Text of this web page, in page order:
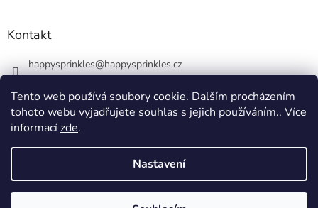
Tento web používá soubory cookie. Dalším procházením
tohoto webu vyjadřujete souhlas s jejich používáním.. Více
informacízde.
Nastavení
Kontakt
happysprinkles@happysprinkles.cz
Vytvořil Shoptet